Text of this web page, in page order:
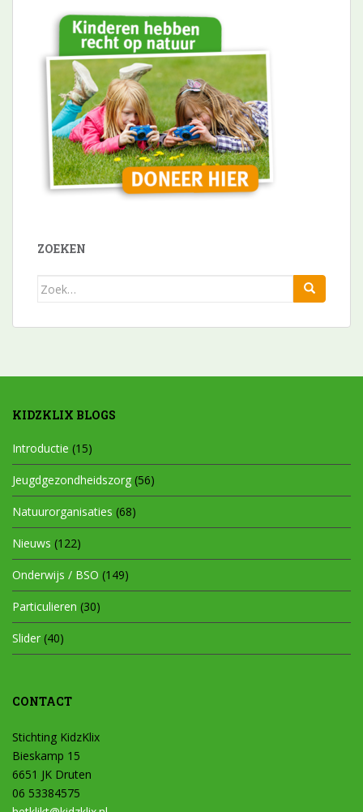
ZOEKEN
Zoek
KIDZKLIX BLOGS
Introductie (15)
Jeugdgezondheidszorg (56)
Natuurorganisaties (68)
Nieuws (122)
Onderwijs / BSO (149)
Particulieren (30)
Slider (40)
CONTACT
Stichting KidzKlix
Bieskamp 15
6651 JK Druten
06 53384575